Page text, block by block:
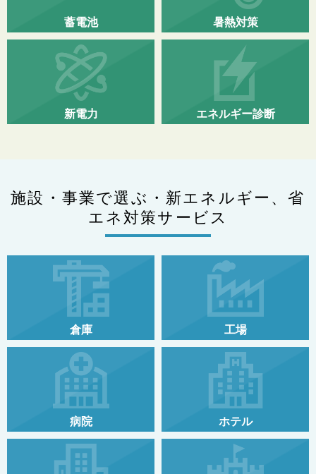
蓄電池 暑熱対策
新電力 エネルギー診断
施設・事業で選ぶ・新エネルギー、省
エネ対策サービス
倉庫 工場
病院 ホテル